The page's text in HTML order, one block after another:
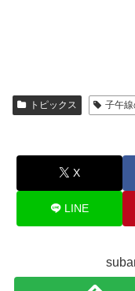
トピックス 子午線
X
LINE